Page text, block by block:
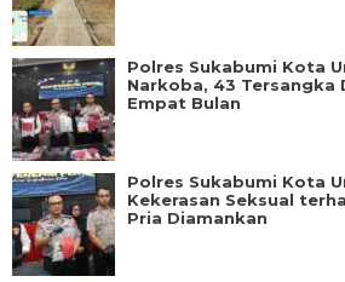
Polres Sukabumi Kota
Narkoba, 43 Tersangka
Empat Bulan
Polres Sukabumi Kota
Kekerasan Seksual
Pria Diamankan